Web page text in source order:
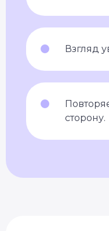
Взгляд
сторону.